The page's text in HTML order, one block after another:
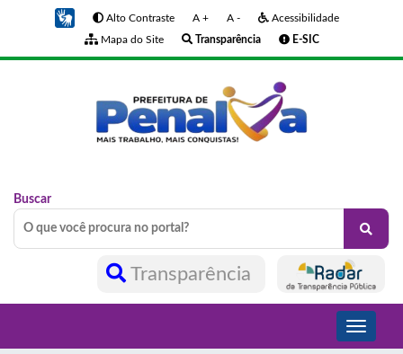
Alto Contraste A + A -
Acessibilidade
Mapa do Site
Transparência E-SIC
Buscar
Transparência
Toggle